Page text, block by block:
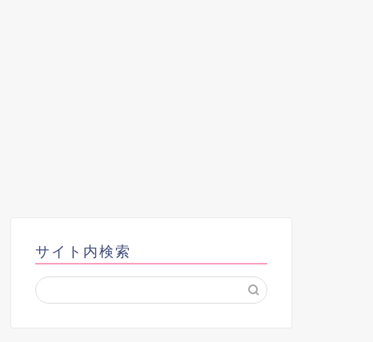
サイト内検索